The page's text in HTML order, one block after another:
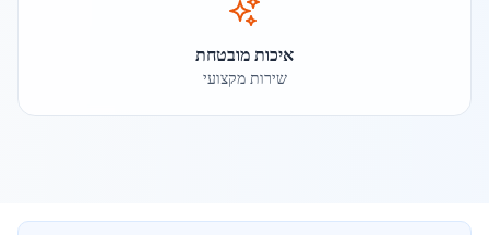
איכות מובטחת
שירות מקצועי